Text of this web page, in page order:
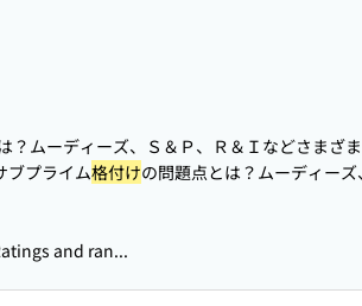
？ムーディーズ、Ｓ＆Ｐ、Ｒ＆Ｉなどさまざ
ブプライム格付けの問題点とは？ムーディー
and ran...